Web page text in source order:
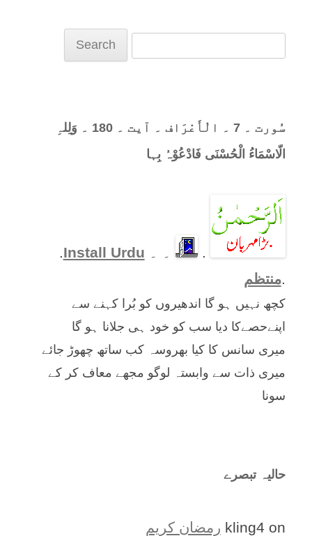
سُورت ۔ 7 ۔ الْأَعْرَاف ۔ آیت ۔ 180 ۔ وَلِلہِ
الّاسْمَاءُ الْحُسْنَی فَادْعُوْہُ بِہا
. ۔ ۔ Install Urdu
.
.منتظم
کچھ نہیں ہو گا اندھیروں کو بُرا کہنے سے
اپنےحصےکا دیا سب کو خود ہی جلانا ہو گا
میری سانس کا کیا بھروسہ کب ساتھ چھوڑ جائے
میری ذات سے وابستہ لوگو مجھے معاف کر کے
سونا
حالیہ تبصرے
kling4 on
رمضان کریم